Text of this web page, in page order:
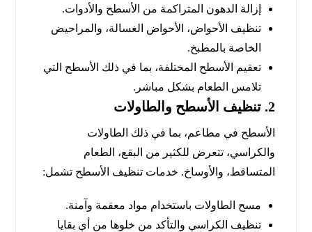
إزالة الدهون المتراكمة من الأسطح والأدوات.
تنظيف الأحواض، الأحواض الغسالة، والمراحيض
الخاصة بالمطبخ.
تعقيم الأسطح المختلفة، بما في ذلك الأسطح التي
تلامس الطعام بشكل مباشر.
2. تنظيف الأسطح والطاولات
الأسطح في مطاعم، بما في ذلك الطاولات
والكراسي، تتعرض للكثير من البقع، الطعام
المتساقط، والأوساخ. خدمات تنظيف الأسطح تشمل:
مسح الطاولات باستخدام مواد معقمة وآمنة.
تنظيف الكراسي والتأكد من خلوها من أي بقايا